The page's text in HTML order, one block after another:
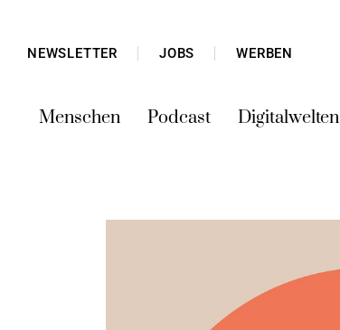
NEWSLETTER JOBS WERBEN
Menschen Podcast Digitalwelten